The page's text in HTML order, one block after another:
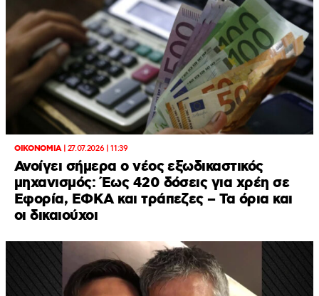
ΟΙΚΟΝΟΜΙΑ| 27.07.2026 | 11:39
Ανοίγει σήμερα ο νέος εξωδικαστικός
μηχανισμός: Έως 420 δόσεις για χρέη σε
Εφορία, ΕΦΚΑ και τράπεζες – Τα όρια και
οι δικαιούχοι